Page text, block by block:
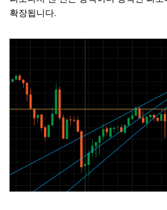
확장됩니다.